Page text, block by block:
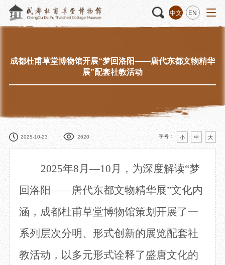
中文 EN
请
“人日游草堂”系列文化活动
数字资源
捐赠名录
文创 杜甫草堂文创馆
数字文创
IP授权
草堂艺术中心
景点 正门
诗史堂
柴门
工部祠
成都杜甫草堂博物馆开展“梦回洛阳——唐代东都文物精华
展”配套社教活动
2025-10-23 2620 字号： 小 中 大
2025年8月—10月，为深度解读“梦
回洛阳——唐代东都文物精华展”文化内
涵，成都杜甫草堂博物馆策划开展了一
系列层次分明、形式创新的展览配套社
教活动，以多元形式诠释了盛唐文化的